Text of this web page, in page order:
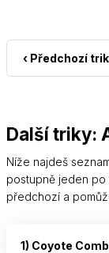
‹ Předchozí trik
Další triky:
Níže najdeš
postupně jeden po
předchozí a
1) Coyote